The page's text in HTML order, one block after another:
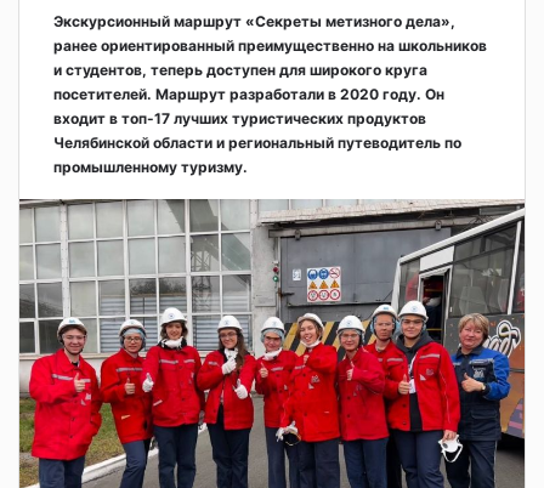
Экскурсионный маршрут «Секреты метизного дела»,
ранее ориентированный преимущественно на школьников
и студентов, теперь доступен для широкого круга
посетителей. Маршрут разработали в 2020 году. Он
входит в топ-17 лучших туристических продуктов
Челябинской области и региональный путеводитель по
промышленному туризму.